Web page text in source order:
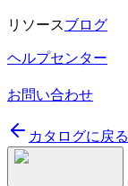
リソースブログ
ヘルプセンター
お問い合わせ
カタログに戻る